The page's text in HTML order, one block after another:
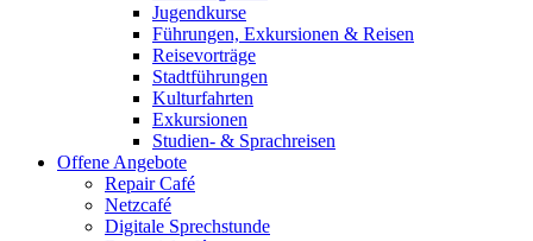
Jugendkurse
Führungen, Exkursionen & Reisen
Reisevorträge
Stadtführungen
Kulturfahrten
Exkursionen
Studien- & Sprachreisen
Offene Angebote
Repair Café
Netzcafé
Digitale Sprechstunde